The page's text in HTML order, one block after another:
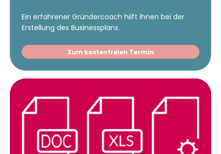
Ein erfahrener Gründercoach hilft Ihnen bei der
Erstellung des Businessplans.
Zum kostenfreien Termin